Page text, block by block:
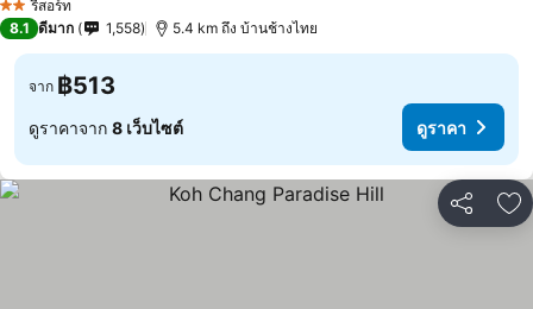
2 ดาวรีสอร์ท
8.1 ดีมาก 1,558 5.4 km ถึง บ้านช้างไทย
จาก ฿513
ดูราคาจาก 8 เว็บไซต์ ดูราคา
แชร์ เ